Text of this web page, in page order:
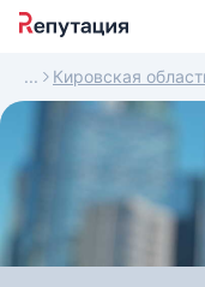
Кировская